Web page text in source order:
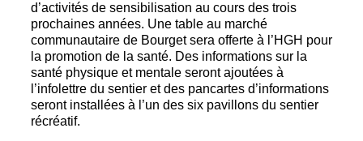
d’activités de sensibilisation au cours des trois
prochaines années. Une table au marché
communautaire de Bourget sera offerte à l’HGH pour
la promotion de la santé. Des informations sur la
santé physique et mentale seront ajoutées à
l’infolettre du sentier et des pancartes d’informations
seront installées à l’un des six pavillons du sentier
récréatif.